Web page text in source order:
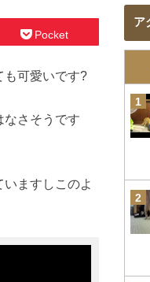
Pocket
も可愛いです?
なさそうです
ますしこのよ
ア
1
2